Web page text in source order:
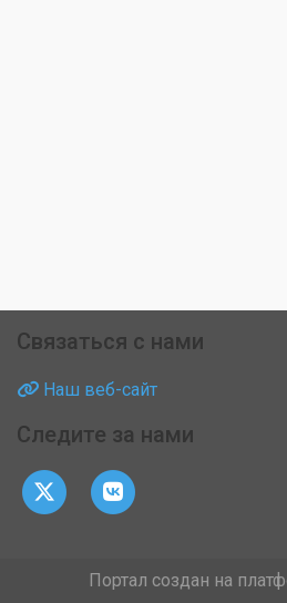
Связаться с нами
Наш веб-сайт
Следите за нами
Портал создан на